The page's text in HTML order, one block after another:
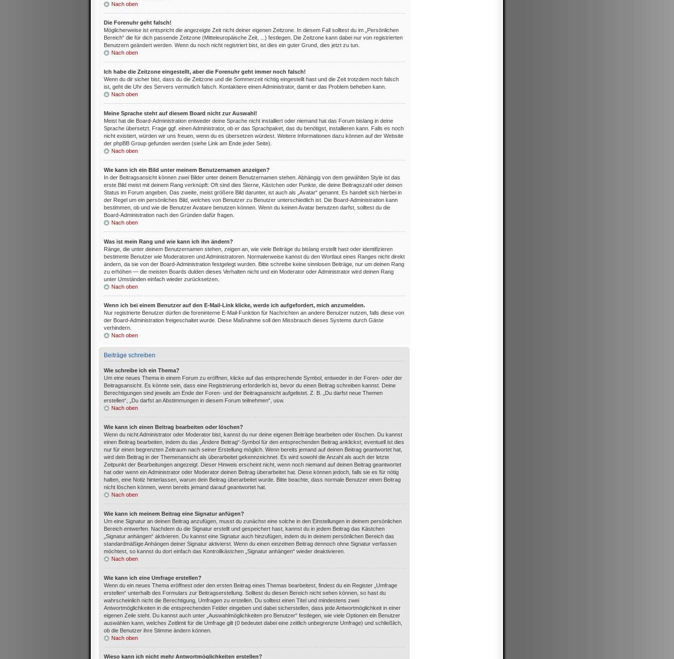
Nach oben
Die Forenuhr geht falsch!
Möglicherweise ist entspricht die angezeigte Zeit nicht deiner eigenen Zeitzone. In diesem Fall solltest du im „Persönlichen
Bereich“ die für dich passende Zeitzone (Mitteleuropäische Zeit, ...) festlegen. Die Zeitzone kann dabei nur von registrierten
Benutzern geändert werden. Wenn du noch nicht registriert bist, ist dies ein guter Grund, dies jetzt zu tun.
Nach oben
Ich habe die Zeitzone eingestellt, aber die Forenuhr geht immer noch falsch!
Wenn du dir sicher bist, dass du die Zeitzone und die Sommerzeit richtig eingestellt hast und die Zeit trotzdem noch falsch
ist, geht die Uhr des Servers vermutlich falsch. Kontaktiere einen Administrator, damit er das Problem beheben kann.
Nach oben
Meine Sprache steht auf diesem Board nicht zur Auswahl!
Meist hat die Board-Administration entweder deine Sprache nicht installiert oder niemand hat das Forum bislang in deine
Sprache übersetzt. Frage ggf. einen Administrator, ob er das Sprachpaket, das du benötigst, installieren kann. Falls es noch
nicht existiert, würden wir uns freuen, wenn du es übersetzen würdest. Weitere Informationen dazu können auf der Website
der phpBB Group gefunden werden (siehe Link am Ende jeder Seite).
Nach oben
Wie kann ich ein Bild unter meinem Benutzernamen anzeigen?
In der Beitragsansicht können zwei Bilder unter deinem Benutzernamen stehen. Abhängig von dem gewählten Style ist das
erste Bild meist mit deinem Rang verknüpft: Oft sind dies Sterne, Kästchen oder Punkte, die deine Beitragszahl oder deinen
Status im Forum angeben. Das zweite, meist größere Bild darunter, ist auch als „Avatar“ genannt. Es handelt sich hierbei in
der Regel um ein persönliches Bild, welches von Benutzer zu Benutzer unterschiedlich ist. Die Board-Administration kann
bestimmen, ob und wie die Benutzer Avatare benutzen können. Wenn du keinen Avatar benutzen darfst, solltest du die
Board-Administration nach den Gründen dafür fragen.
Nach oben
Was ist mein Rang und wie kann ich ihn ändern?
Ränge, die unter deinem Benutzernamen stehen, zeigen an, wie viele Beiträge du bislang erstellt hast oder identifizieren
bestimmte Benutzer wie Moderatoren und Administratoren. Normalerweise kannst du den Wortlaut eines Ranges nicht direkt
ändern, da sie von der Board-Administration festgelegt wurden. Bitte schreibe keine sinnlosen Beiträge, nur um deinen Rang
zu erhöhen — die meisten Boards dulden dieses Verhalten nicht und ein Moderator oder Administrator wird deinen Rang
unter Umständen einfach wieder zurücksetzen.
Nach oben
Wenn ich bei einem Benutzer auf den E-Mail-Link klicke, werde ich aufgefordert, mich anzumelden.
Nur registrierte Benutzer dürfen die foreninterne E-Mail-Funktion für Nachrichten an andere Benutzer nutzen, falls diese von
der Board-Administration freigeschaltet wurde. Diese Maßnahme soll den Missbrauch dieses Systems durch Gäste
verhindern.
Nach oben
Beiträge schreiben
Wie schreibe ich ein Thema?
Um eine neues Thema in einem Forum zu eröffnen, klicke auf das entsprechende Symbol, entweder in der Foren- oder der
Beitragsansicht. Es könnte sein, dass eine Registrierung erforderlich ist, bevor du einen Beitrag schreiben kannst. Deine
Berechtigungen sind jeweils am Ende der Foren- und der Beitragsansicht aufgelistet. Z. B. „Du darfst neue Themen
erstellen“, „Du darfst an Abstimmungen in diesem Forum teilnehmen“, usw.
Nach oben
Wie kann ich einen Beitrag bearbeiten oder löschen?
Wenn du nicht Administrator oder Moderator bist, kannst du nur deine eigenen Beiträge bearbeiten oder löschen. Du kannst
einen Beitrag bearbeiten, indem du das „Ändere Beitrag“-Symbol für den entsprechenden Beitrag anklickst; eventuell ist dies
nur für einen begrenzten Zeitraum nach seiner Erstellung möglich. Wenn bereits jemand auf deinen Beitrag geantwortet hat,
wird dein Beitrag in der Themenansicht als überarbeitet gekennzeichnet. Es wird sowohl die Anzahl als auch der letzte
Zeitpunkt der Bearbeitungen angezeigt. Dieser Hinweis erscheint nicht, wenn noch niemand auf deinen Beitrag geantwortet
hat oder wenn ein Administrator oder Moderator deinen Beitrag überarbeitet hat. Diese können jedoch, falls sie es für nötig
halten, eine Notiz hinterlassen, warum dein Beitrag überarbeitet wurde. Bitte beachte, dass normale Benutzer einen Beitrag
nicht löschen können, wenn bereits jemand darauf geantwortet hat.
Nach oben
Wie kann ich meinem Beitrag eine Signatur anfügen?
Um eine Signatur an deinen Beitrag anzufügen, musst du zunächst eine solche in den Einstellungen in deinem persönlichen
Bereich entwerfen. Nachdem du die Signatur erstellt und gespeichert hast, kannst du in jedem Beitrag das Kästchen
„Signatur anhängen“ aktivieren. Du kannst eine Signatur auch hinzufügen, indem du in deinem persönlichen Bereich das
standardmäßige Anhängen deiner Signatur aktivierst. Wenn du einen einzelnen Beitrag dennoch ohne Signatur verfassen
möchtest, so kannst du dort einfach das Kontrollkästchen „Signatur anhängen“ wieder deaktivieren.
Nach oben
Wie kann ich eine Umfrage erstellen?
Wenn du ein neues Thema eröffnest oder den ersten Beitrag eines Themas bearbeitest, findest du ein Register „Umfrage
erstellen“ unterhalb des Formulars zur Beitragserstellung. Solltest du diesen Bereich nicht sehen können, so hast du
wahrscheinlich nicht die Berechtigung, Umfragen zu erstellen. Du solltest einen Titel und mindestens zwei
Antwortmöglichkeiten in die entsprechenden Felder eingeben und dabei sicherstellen, dass jede Antwortmöglichkeit in einer
eigenen Zeile steht. Du kannst auch unter „Auswahlmöglichkeiten pro Benutzer“ festlegen, wie viele Optionen ein Benutzer
auswählen kann, welches Zeitlimit für die Umfrage gilt (0 bedeutet dabei eine zeitlich unbegrenzte Umfrage) und schließlich,
ob die Benutzer ihre Stimme ändern können.
Nach oben
Wieso kann ich nicht mehr Antwortmöglichkeiten erstellen?